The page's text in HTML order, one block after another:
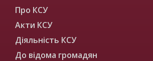
Про КСУ
Акти КСУ
Діяльність КСУ
До відома громадян